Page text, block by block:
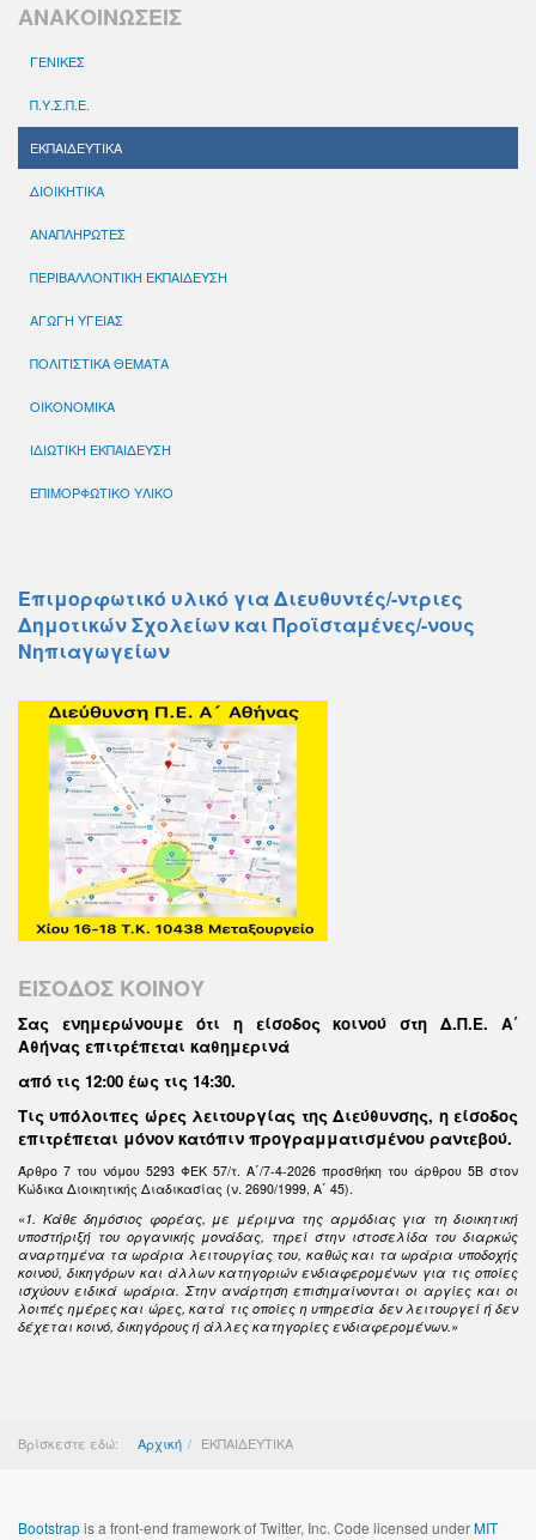
ΑΝΑΚΟΙΝΩΣΕΙΣ
ΓΕΝΙΚΕΣ
Π.Υ.Σ.Π.Ε.
ΕΚΠΑΙΔΕΥΤΙΚΑ
ΔΙΟΙΚΗΤΙΚΑ
ΑΝΑΠΛΗΡΩΤΕΣ
ΠΕΡΙΒΑΛΛΟΝΤΙΚΗ ΕΚΠΑΙΔΕΥΣΗ
ΑΓΩΓΗ ΥΓΕΙΑΣ
ΠΟΛΙΤΙΣΤΙΚΑ ΘΕΜΑΤΑ
ΟΙΚΟΝΟΜΙΚΑ
ΙΔΙΩΤΙΚΗ ΕΚΠΑΙΔΕΥΣΗ
ΕΠΙΜΟΡΦΩΤΙΚΟ ΥΛΙΚΟ
Επιμορφωτικό υλικό για Διευθυντές/-ντριες
Δημοτικών Σχολείων και Προϊσταμένες/-νους
Νηπιαγωγείων
ΕΙΣΟΔΟΣ ΚΟΙΝΟΥ
Σας ενημερώνουμε ότι η είσοδος κοινού στη Δ.Π.Ε. Α΄
Αθήνας επιτρέπεται καθημερινά
από τις 12:00 έως τις 14:30.
Τις υπόλοιπες ώρες λειτουργίας της Διεύθυνσης, η είσοδος
επιτρέπεται μόνον κατόπιν προγραμματισμένου ραντεβού.
Άρθρο 7 του νόμου 5293 ΦΕΚ 57/τ. Α΄/7-4-2026 προσθήκη του άρθρου 5Β στον
Κώδικα Διοικητικής Διαδικασίας (ν. 2690/1999, Α΄ 45).
«1. Κάθε δημόσιος φορέας, με μέριμνα της αρμόδιας για τη διοικητική
υποστήριξή του οργανικής μονάδας, τηρεί στην ιστοσελίδα του διαρκώς
αναρτημένα τα ωράρια λειτουργίας του, καθώς και τα ωράρια υποδοχής
κοινού, δικηγόρων και άλλων κατηγοριών ενδιαφερομένων για τις οποίες
ισχύουν ειδικά ωράρια. Στην ανάρτηση επισημαίνονται οι αργίες και οι
λοιπές ημέρες και ώρες, κατά τις οποίες η υπηρεσία δεν λειτουργεί ή δεν
δέχεται κοινό, δικηγόρους ή άλλες κατηγορίες ενδιαφερομένων.»
Βρίσκεστε εδώ: Αρχική ΕΚΠΑΙΔΕΥΤΙΚΑ
Bootstrapis a front-end framework of Twitter, Inc. Code licensed underMIT